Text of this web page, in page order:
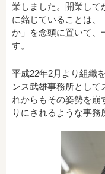
は「法務省 所有者
2022.12.28.
2021.12.28.
年末年始の休業のお
2020.12.28.
年末年始の休業のお
業しました。開業して
に銘じていることは、
か」を念頭に置いて、
す。
平成22年2月より組織
ンス武雄事務所として
れからもその姿勢を崩
りにされるような事務